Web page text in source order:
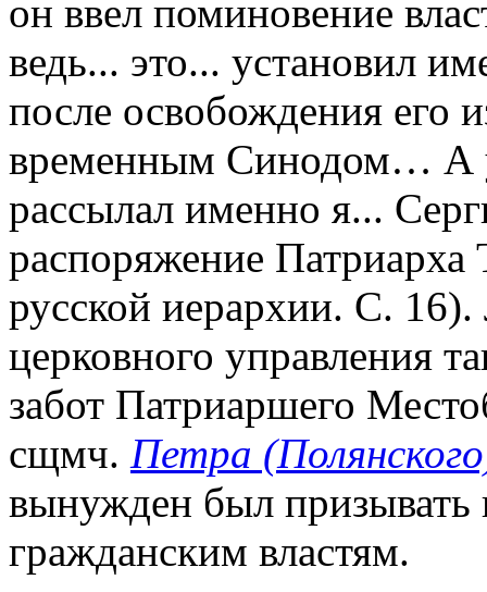
он ввел поминовение
ведь... это... установил
после освобождения его
временным Синодом… А
рассылал именно я...
распоряжение
русской иерархии. С.
церковного управления
забот Патриаршего
сщмч. Петра
вынужден был призывать
гражданским властям.